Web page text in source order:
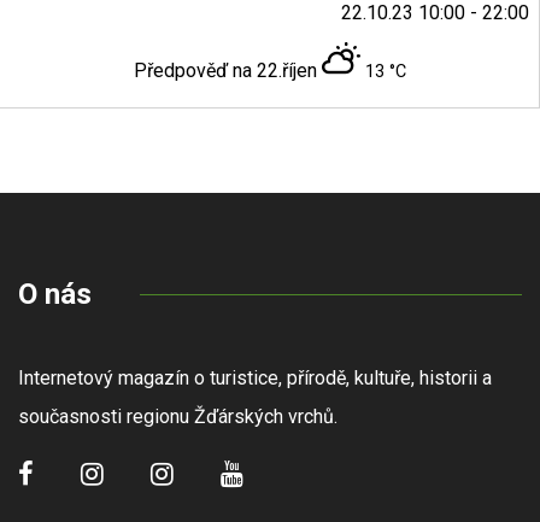
22.10.23 10:00 - 22:00
Předpověď na 22.říjen 13 °C
O nás
Internetový magazín o turistice, přírodě, kultuře, historii a
současnosti regionu Žďárských vrchů.